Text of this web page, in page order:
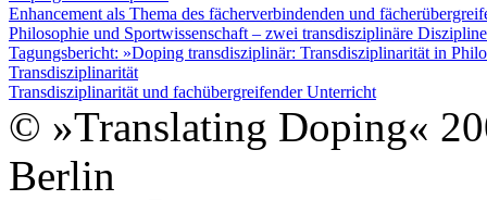
Enhancement als Thema des fächerverbindenden und
Philosophie und Sportwissenschaft – zwei transdisziplinäre
Tagungsbericht: »Doping transdisziplinär: Transdisziplinarität in
Transdisziplinarität
Transdisziplinarität und fachübergreifender Unterricht
© »Translating Doping«
Berlin